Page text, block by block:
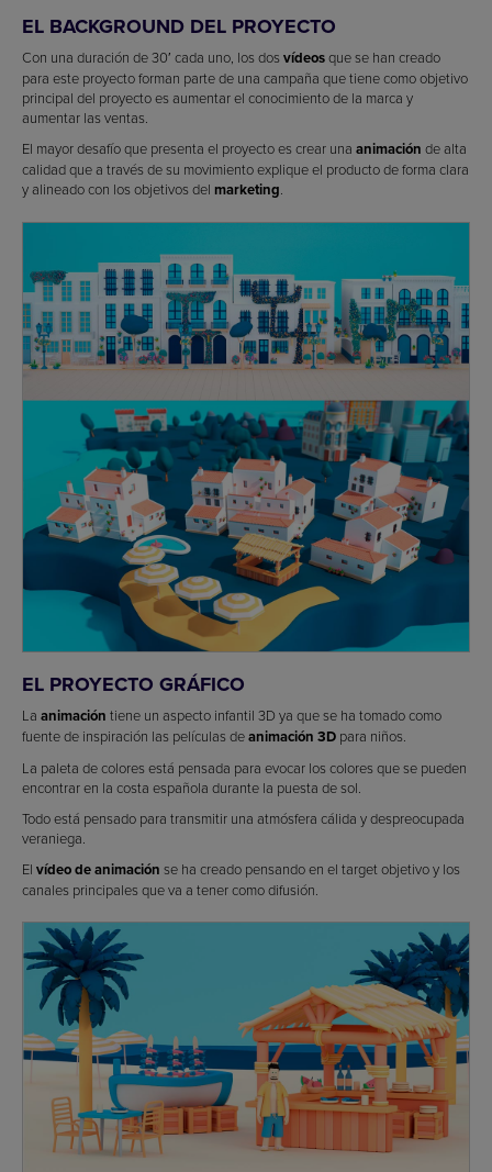
EL BACKGROUND DEL PROYECTO
Con una duración de 30′ cada uno, los dos vídeosque se han creado
para este proyecto forman parte de una campaña que tiene como objetivo
principal del proyecto es aumentar el conocimiento de la marca y
aumentar las ventas.
El mayor desafío que presenta el proyecto es crear una animación de alta
calidad que a través de su movimiento explique el producto de forma clara
y alineado con los objetivos del marketing.
EL PROYECTO GRÁFICO
La animación tiene un aspecto infantil 3D ya que se ha tomado como
fuente de inspiración las películas deanimación 3D para niños.
La paleta de colores está pensada para evocar los colores que se pueden
encontrar en la costa española durante la puesta de sol.
Todo está pensado para transmitir una atmósfera cálida y despreocupada
veraniega.
El vídeo de animación se ha creado pensando en el target objetivo y los
canales principales que va a tener como difusión.